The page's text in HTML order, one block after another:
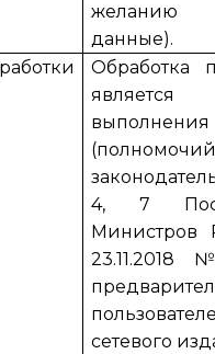
желанию
данные).
Обработка
является
4, 7
Министров
сетевого